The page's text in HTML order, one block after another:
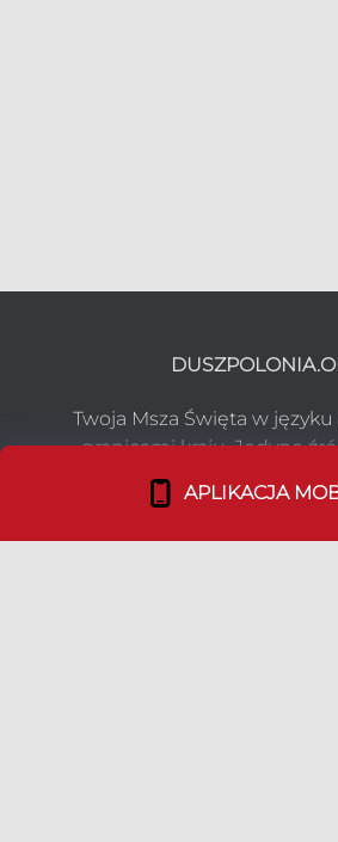
Twoja Msza Święta w
granicami kraju. Jedyne
APLIKACJA